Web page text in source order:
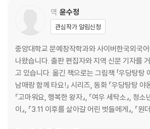
역 윤수정
관심작가 알림신청
중앙대학교 문예창작학과와 사이버한국외국
나왔습니다. 출판 편집자와 지역 신문 기자를
고 있습니다. 옮긴 책으로는 그림책 「우당탕탕
남매랑 함께 타요!」 시리즈, 동화 『우당탕탕 야
『고마워요, 행복한 왕자』, 『여우 세탁소』, 청
이』, 『3.11 이후를 살아갈 어린 벗들에게』, 『원